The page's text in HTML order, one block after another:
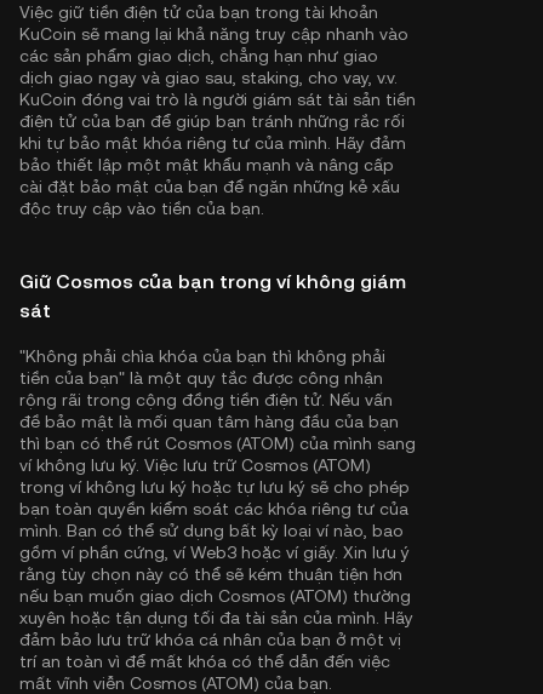
Việc giữ tiền điện tử của bạn trong tài khoản
KuCoin sẽ mang lại khả năng truy cập nhanh vào
các sản phẩm giao dịch, chẳng hạn như giao
dịch giao ngay và giao sau, staking, cho vay, v.v.
KuCoin đóng vai trò là người giám sát tài sản tiền
điện tử của bạn để giúp bạn tránh những rắc rối
khi tự bảo mật khóa riêng tư của mình. Hãy đảm
bảo thiết lập một mật khẩu mạnh và nâng cấp
cài đặt bảo mật của bạn để ngăn những kẻ xấu
độc truy cập vào tiền của bạn.
Giữ Cosmos của bạn trong ví không giám
sát
"Không phải chìa khóa của bạn thì không phải
tiền của bạn" là một quy tắc được công nhận
rộng rãi trong cộng đồng tiền điện tử. Nếu vấn
đề bảo mật là mối quan tâm hàng đầu của bạn
thì bạn có thể rút Cosmos (ATOM) của mình sang
ví không lưu ký. Việc lưu trữ Cosmos (ATOM)
trong ví không lưu ký hoặc tự lưu ký sẽ cho phép
bạn toàn quyền kiểm soát các khóa riêng tư của
mình. Bạn có thể sử dụng bất kỳ loại ví nào, bao
gồm ví phần cứng, ví Web3 hoặc ví giấy. Xin lưu ý
rằng tùy chọn này có thể sẽ kém thuận tiện hơn
nếu bạn muốn giao dịch Cosmos (ATOM) thường
xuyên hoặc tận dụng tối đa tài sản của mình. Hãy
đảm bảo lưu trữ khóa cá nhân của bạn ở một vị
trí an toàn vì để mất khóa có thể dẫn đến việc
mất vĩnh viễn Cosmos (ATOM) của bạn.